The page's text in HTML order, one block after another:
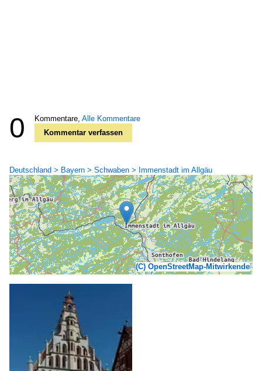
0 Kommentare, Alle Kommentare
Kommentar verfassen
Deutschland > Bayern > Schwaben > Immenstadt im Allgäu
(C) OpenStreetMap-Mitwirkende